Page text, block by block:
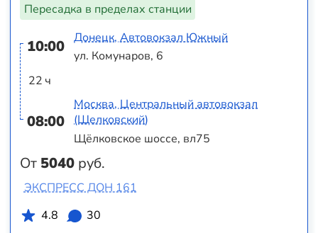
Пересадка в пределах станции
10:00
22 ч
08:00
От 5040 руб.
Донецк, Автовокзал Южный
ул. Комунаров, 6
Москва, Центральный автовокзал
(Щелковский)
Щёлковское шоссе, вл75
ЭКСПРЕСС ДОН 161
4.8
30